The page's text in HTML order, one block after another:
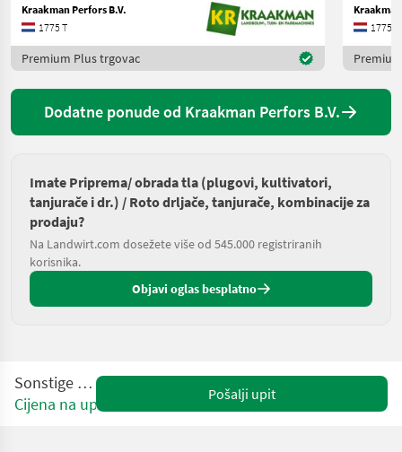
Kraakman Perfors B.V.
1775 T
Premium Plus trgovac
1775 T
Dodatne ponude od Kraakman Perfors B.V.
Imate Priprema/ obrada tla (plugovi, kultivatori,
tanjurače i dr.) / Roto drljače, tanjurače, kombinacije za
prodaju?
Na Landwirt.com dosežete više od 545.000 registriranih
korisnika.
Objavi oglas besplatno
Sonstige Overig
Cijena na upit
Pošalji upit